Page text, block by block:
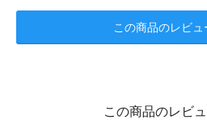
この商品のレビ
この商品のレビ